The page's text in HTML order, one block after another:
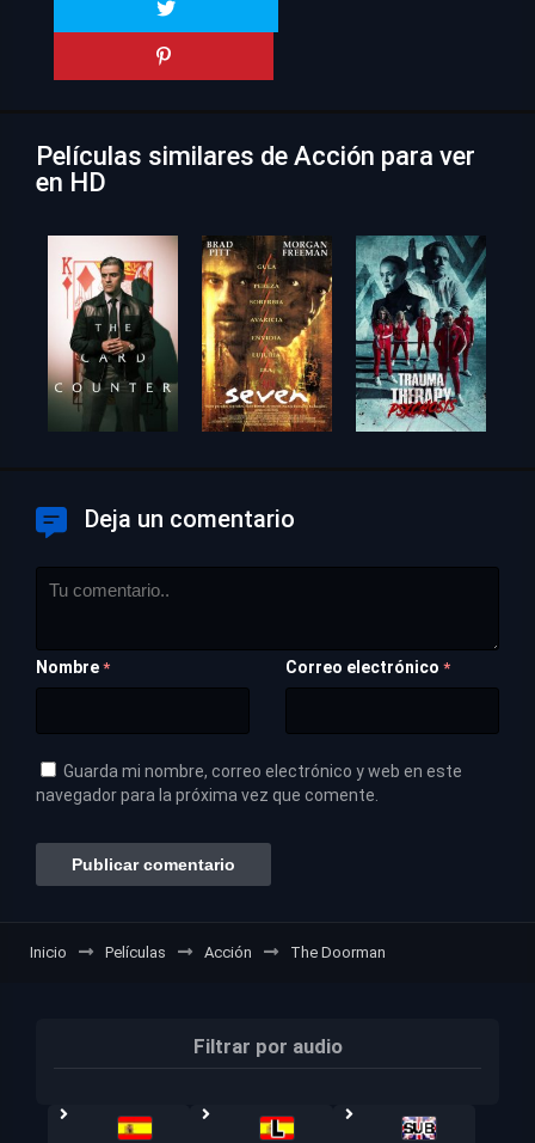
Películas similares de Acción para ver
en HD
Deja un comentario
Nombre * Correo electrónico *
Guarda mi nombre, correo electrónico y web en este
navegador para la próxima vez que comente.
Inicio Películas Acción The Doorman
Filtrar por audio